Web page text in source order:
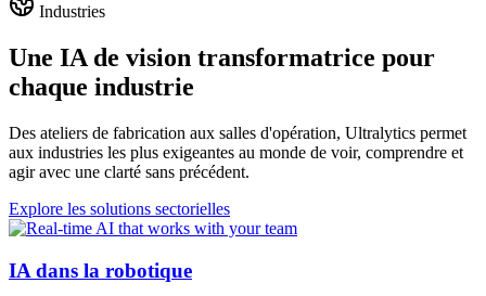
Industries
Une IA de vision transformatrice pour
chaque industrie
Des ateliers de fabrication aux salles d'opération, Ultralytics permet
aux industries les plus exigeantes au monde de voir, comprendre et
agir avec une clarté sans précédent.
Explore les solutions sectorielles
IA dans la robotique